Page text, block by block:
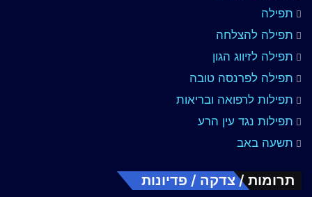
תפילה
תפילה להצלחה
תפילה לזיווג הגון
תפילה לפרנסה טובה
תפילות לרפואה ובריאות
תפילות נגד עין הרע
תשעה באב
תרומות / צדקה / פדיונות